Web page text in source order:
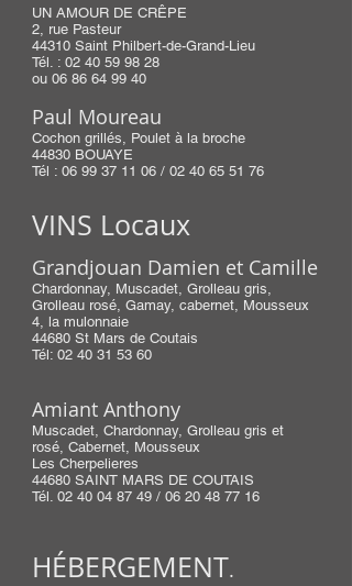
UN AMOUR DE CRÊPE
2, rue Pasteur
44310 Saint Philbert-de-Grand-Lieu
Tél. : 02 40 59 98 28
ou 06 86 64 99 40
Paul Moureau
Cochon grillés, Poulet à la broche
44830 BOUAYE
Tél : 06 99 37 11 06 / 02 40 65 51 76
VINS Locaux
Grandjouan Damien et Camille
Chardonnay, Muscadet, Grolleau gris,
Grolleau rosé, Gamay, cabernet, Mousseux
4, la mulonnaie
44680 St Mars de Coutais
Tél: 02 40 31 53 60
Amiant Anthony
Muscadet, Chardonnay, Grolleau gris et
rosé, Cabernet, Mousseux
Les Cherpelieres
44680 SAINT MARS DE COUTAIS
Tél. 02 40 04 87 49 / 06 20 48 77 16
HÉBERGEMENT.